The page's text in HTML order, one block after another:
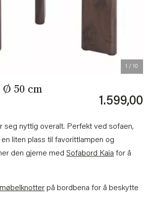
1 / 10
Ø 50 cm
1.599,00
seg nyttig overalt. Perfekt ved sofaen,
liten plass til favorittlampen og
den gjerne med Sofabord Kaia for å
møbelknotter på bordbena for å beskytte